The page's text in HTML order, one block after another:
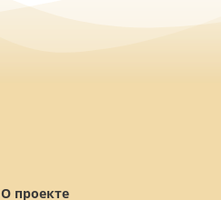
О проекте